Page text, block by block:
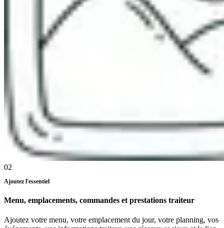
02
Ajoutez l'essentiel
Menu, emplacements, commandes et prestations traiteur
Ajoutez votre menu, votre emplacement du jour, votre planning, vos